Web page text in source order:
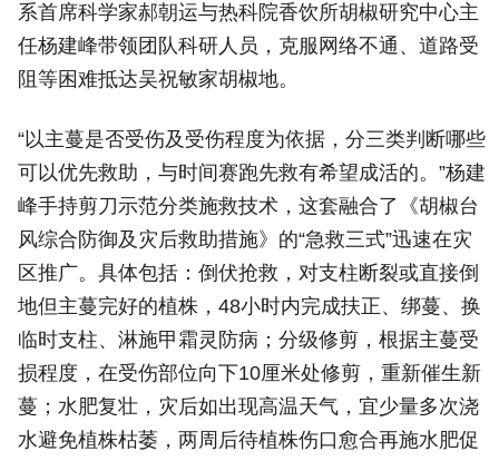
系首席科学家郝朝运与热科院香饮所胡椒研究中心主
任杨建峰带领团队科研人员，克服网络不通、道路受
阻等困难抵达吴祝敏家胡椒地。
“以主蔓是否受伤及受伤程度为依据，分三类判断哪些
可以优先救助，与时间赛跑先救有希望成活的。”杨建
峰手持剪刀示范分类施救技术，这套融合了《胡椒台
风综合防御及灾后救助措施》的“急救三式”迅速在灾
区推广。具体包括：倒伏抢救，对支柱断裂或直接倒
地但主蔓完好的植株，48小时内完成扶正、绑蔓、换
临时支柱、淋施甲霜灵防病；分级修剪，根据主蔓受
损程度，在受伤部位向下10厘米处修剪，重新催生新
蔓；水肥复壮，灾后如出现高温天气，宜少量多次浇
水避免植株枯萎，两周后待植株伤口愈合再施水肥促